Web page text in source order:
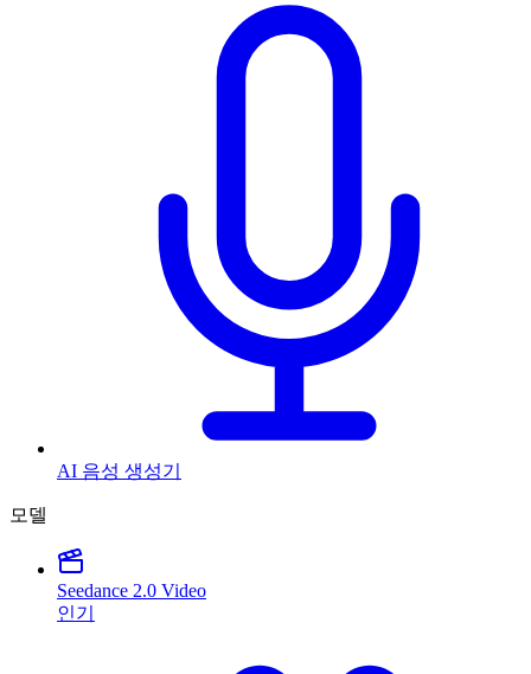
AI 음성 생성기
모델
Seedance 2.0 Video
인기